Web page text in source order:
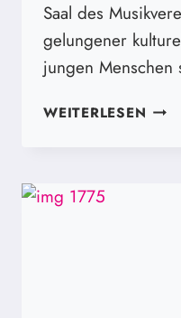
Saal des
gelungener
jungen Menschen
WEITERLESEN